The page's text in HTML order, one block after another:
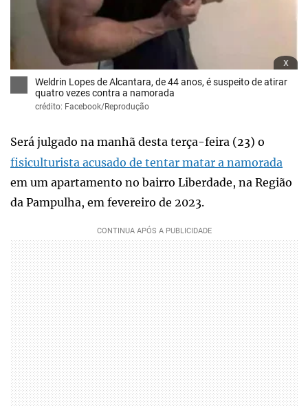
x
Weldrin Lopes de Alcantara, de 44 anos, é suspeito de atirar
quatro vezes contra a namorada
crédito: Facebook/Reprodução
Será julgado na manhã desta terça-feira (23) o
fisiculturista acusado de tentar matar a namorada
em um apartamento no bairro Liberdade, na Região
da Pampulha, em fevereiro de 2023.